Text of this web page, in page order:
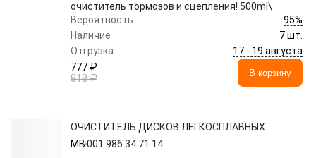
очиститель тормозов и сцепления! 500ml\
Вероятность
95%
Наличие
7 шт.
Отгрузка
17 - 19 августа
777 ₽
818 ₽
В корзину
ОЧИСТИТЕЛЬ ДИСКОВ ЛЕГКОСПЛАВНЫХ
MB001 986 34 71 14